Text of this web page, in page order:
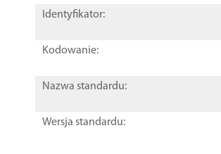
Identyfikator:
Kodowanie:
Nazwa standardu:
Wersja standardu: